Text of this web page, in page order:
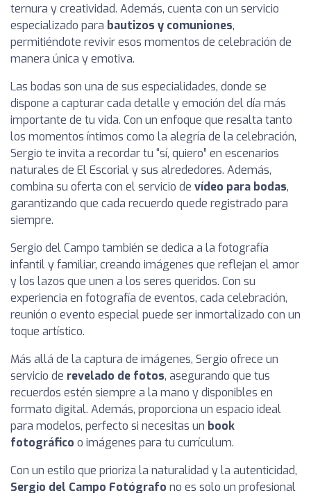
ternura y creatividad. Además, cuenta con un servicio
especializado para bautizos y comuniones,
permitiéndote revivir esos momentos de celebración de
manera única y emotiva.
Las bodas son una de sus especialidades, donde se
dispone a capturar cada detalle y emoción del día más
importante de tu vida. Con un enfoque que resalta tanto
los momentos íntimos como la alegría de la celebración,
Sergio te invita a recordar tu “sí, quiero” en escenarios
naturales de El Escorial y sus alrededores. Además,
combina su oferta con el servicio de vídeo para bodas,
garantizando que cada recuerdo quede registrado para
siempre.
Sergio del Campo también se dedica a la fotografía
infantil y familiar, creando imágenes que reflejan el amor
y los lazos que unen a los seres queridos. Con su
experiencia en fotografía de eventos, cada celebración,
reunión o evento especial puede ser inmortalizado con un
toque artístico.
Más allá de la captura de imágenes, Sergio ofrece un
servicio de revelado de fotos, asegurando que tus
recuerdos estén siempre a la mano y disponibles en
formato digital. Además, proporciona un espacio ideal
para modelos, perfecto si necesitas un book
fotográfico o imágenes para tu currículum.
Con un estilo que prioriza la naturalidad y la autenticidad,
Sergio del Campo Fotógrafo no es solo un profesional